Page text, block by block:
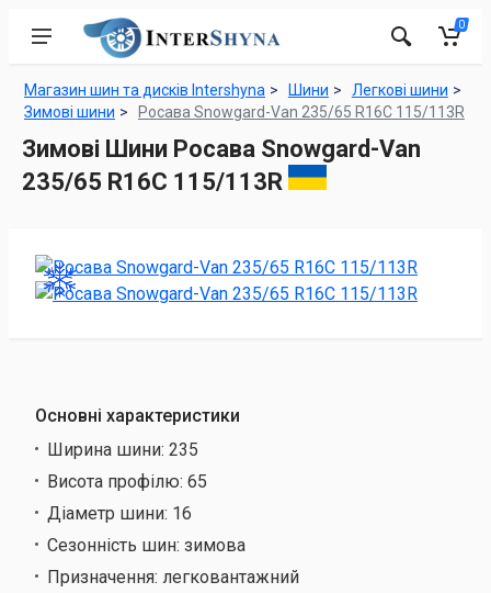
0
Магазин шин та дисків Intershyna Шини
Легкові шини
Зимові шини
Росава Snowgard-Van 235/65 R16C 115/113R
Зимові Шини Росава Snowgard-Van
235/65 R16C 115/113R
Основні характеристики
Ширина шини: 235
Висота профілю: 65
Діаметр шини: 16
Сезонність шин: зимова
Призначення: легковантажний